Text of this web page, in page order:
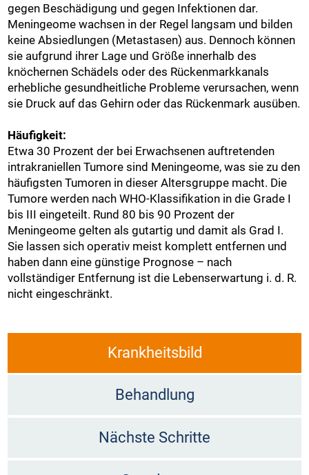
gegen Beschädigung und gegen Infektionen dar.
Meningeome wachsen in der Regel langsam und bilden
keine Absiedlungen (Metastasen) aus. Dennoch können
sie aufgrund ihrer Lage und Größe innerhalb des
knöchernen Schädels oder des Rückenmarkkanals
erhebliche gesundheitliche Probleme verursachen, wenn
sie Druck auf das Gehirn oder das Rückenmark ausüben.
Häufigkeit:
Etwa 30 Prozent der bei Erwachsenen auftretenden
intrakraniellen Tumore sind Meningeome, was sie zu den
häufigsten Tumoren in dieser Altersgruppe macht. Die
Tumore werden nach WHO-Klassifikation in die Grade I
bis III eingeteilt. Rund 80 bis 90 Prozent der
Meningeome gelten als gutartig und damit als Grad I.
Sie lassen sich operativ meist komplett entfernen und
haben dann eine günstige Prognose – nach
vollständiger Entfernung ist die Lebenserwartung i. d. R.
nicht eingeschränkt.
Krankheitsbild
Behandlung
Nächste Schritte